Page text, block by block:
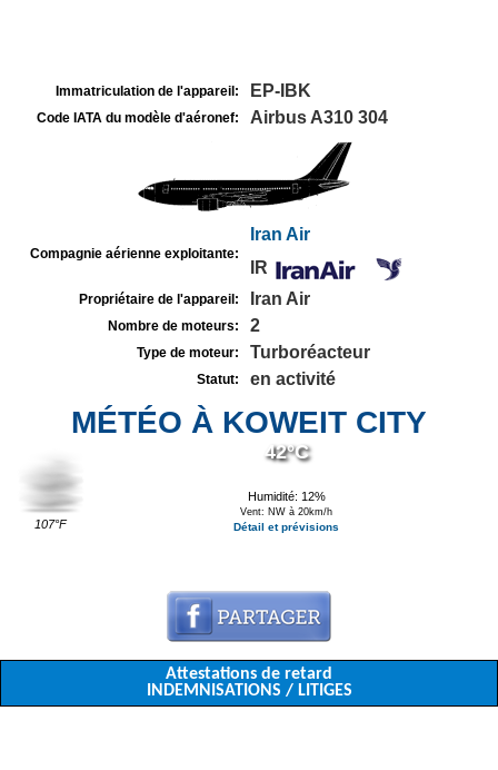
Immatriculation de l'appareil: EP-IBK
Code IATA du modèle d'aéronef: Airbus A310 304
Compagnie aérienne exploitante:
Iran Air
IR
Propriétaire de l'appareil: Iran Air
Nombre de moteurs: 2
Type de moteur: Turboréacteur
Statut: en activité
MÉTÉO À KOWEIT CITY
107°F
42°C
Humidité: 12%
Vent: NW à 20km/h
Détail et prévisions
Attestations de retard
INDEMNISATIONS / LITIGES